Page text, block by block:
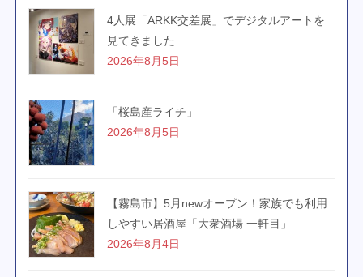
4人展「ARKK交差展」でデジタルアートを
見てきました
2026年8月5日
「桜島産ライチ」
2026年8月5日
【霧島市】5月newオープン！家族でも利用
しやすい居酒屋「大衆酒場 一軒目」
2026年8月4日